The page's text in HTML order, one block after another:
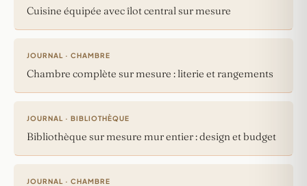
Cuisine équipée avec îlot central sur mesure
JOURNAL · CHAMBRE
Chambre complète sur mesure : literie et rangements
JOURNAL · BIBLIOTHÈQUE
Bibliothèque sur mesure mur entier : design et budget
JOURNAL · CHAMBRE